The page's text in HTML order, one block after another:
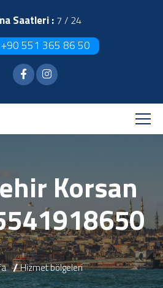
Saatleri : 7 / 24
+90 551 365 86 50
Korsan
Hizmet bölgeleri